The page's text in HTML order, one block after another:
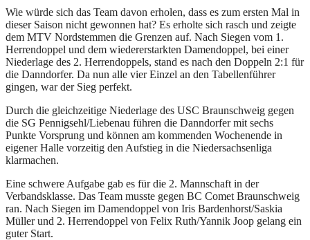
Wie würde sich das Team davon erholen, dass es zum ersten Mal in
dieser Saison nicht gewonnen hat? Es erholte sich rasch und zeigte
dem MTV Nordstemmen die Grenzen auf. Nach Siegen vom 1.
Herrendoppel und dem wiedererstarkten Damendoppel, bei einer
Niederlage des 2. Herrendoppels, stand es nach den Doppeln 2:1 für
die Danndorfer. Da nun alle vier Einzel an den Tabellenführer
gingen, war der Sieg perfekt.
Durch die gleichzeitige Niederlage des USC Braunschweig gegen
die SG Pennigsehl/Liebenau führen die Danndorfer mit sechs
Punkte Vorsprung und können am kommenden Wochenende in
eigener Halle vorzeitig den Aufstieg in die Niedersachsenliga
klarmachen.
Eine schwere Aufgabe gab es für die 2. Mannschaft in der
Verbandsklasse. Das Team musste gegen BC Comet Braunschweig
ran. Nach Siegen im Damendoppel von Iris Bardenhorst/Saskia
Müller und 2. Herrendoppel von Felix Ruth/Yannik Joop gelang ein
guter Start.